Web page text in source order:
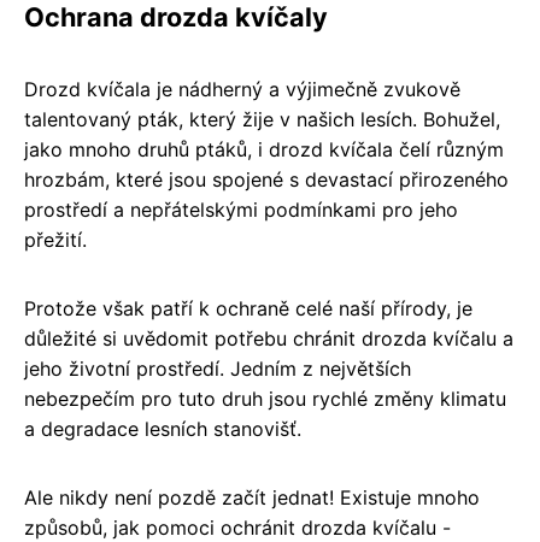
Ochrana drozda kvíčaly
Drozd kvíčala je nádherný a výjimečně zvukově
talentovaný pták, který žije v našich lesích. Bohužel,
jako mnoho druhů ptáků, i drozd kvíčala čelí různým
hrozbám, které jsou spojené s devastací přirozeného
prostředí a nepřátelskými podmínkami pro jeho
přežití.
Protože však patří k ochraně celé naší přírody, je
důležité si uvědomit potřebu chránit drozda kvíčalu a
jeho životní prostředí. Jedním z největších
nebezpečím pro tuto druh jsou rychlé změny klimatu
a degradace lesních stanovišť.
Ale nikdy není pozdě začít jednat! Existuje mnoho
způsobů, jak pomoci ochránit drozda kvíčalu -